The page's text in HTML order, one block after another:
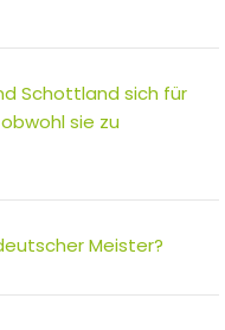
Schottland sich für
sie zu
Meister?